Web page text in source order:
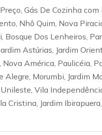
Gás De Cozinha
Nhô Quim, Nova
Bosque Dos Lenheiros,
Astúrias, Jardim
América, Paulicéia,
Morumbi, Jardim
Vila
Cristina, Jardim